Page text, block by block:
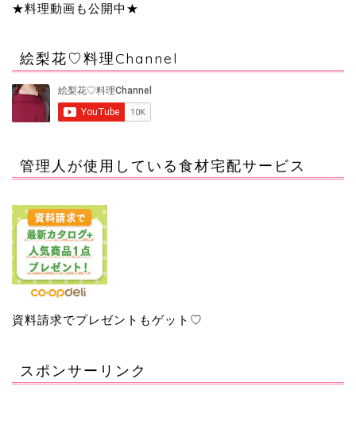
★料理動画も公開中★
絵梨花♡料理Channel
管理人が使用している食材宅配サービス
資料請求でプレゼントもゲット♡
スポンサーリンク